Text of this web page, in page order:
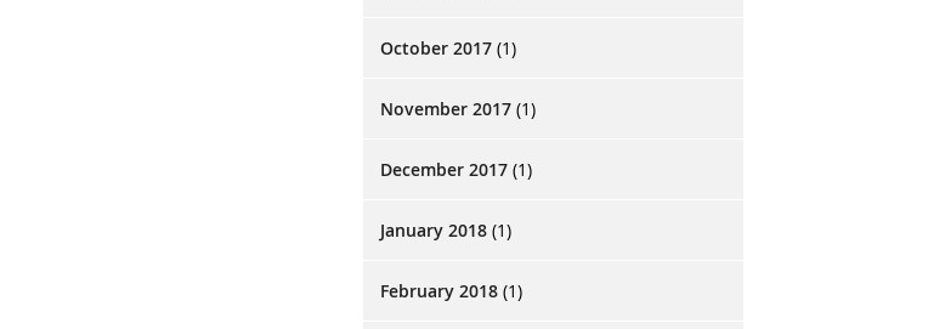
October 2017(1)
November 2017(1)
December 2017(1)
January 2018(1)
February 2018(1)